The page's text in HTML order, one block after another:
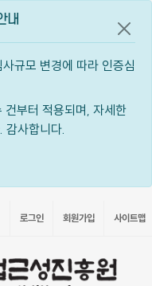
내
규모 변경에 따라 인증심
부터 적용되며, 자세한
감사합니다.
공지
로그인 회원가입 사이트맵